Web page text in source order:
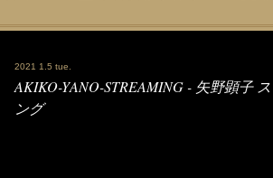
2021 1.5 tue.
AKIKO-YANO-STREAMING - 矢野顕子
ング